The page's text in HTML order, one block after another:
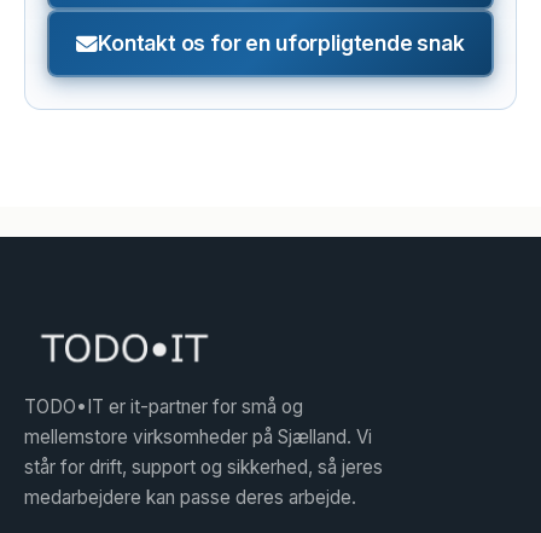
Kontakt os for en uforpligtende snak
TODO•IT er it-partner for små og
mellemstore virksomheder på Sjælland. Vi
står for drift, support og sikkerhed, så jeres
medarbejdere kan passe deres arbejde.